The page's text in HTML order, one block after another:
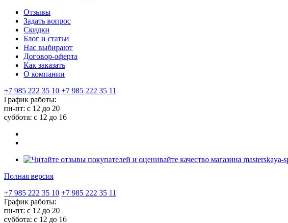
Отзывы
Задать вопрос
Скидки
Блог и статьи
Нас выбирают
Договор-оферта
Как заказать
О компании
+7 985 222 35 10 +7 985 222 35 11
График работы:
пн-пт: с 12 до 20
суббота: c 12 до 16
Полная версия
+7 985 222 35 10 +7 985 222 35 11
График работы:
пн-пт: с 12 до 20
суббота: c 12 до 16